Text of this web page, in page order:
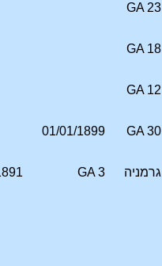
GA 23
GA 18
GA 12
GA 30
01/01/1899
גרמניה GA 3